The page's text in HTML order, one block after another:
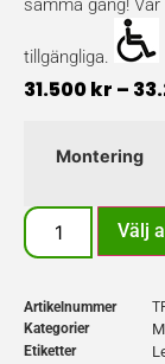
samma gång!
tillgängliga.
31.500kr –
Montering
Välj
Artikelnummer
Kategorier
Etiketter